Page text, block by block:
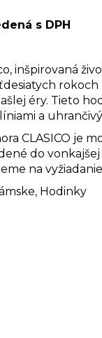
s DPH
inšpirovaná
éry. Tieto
a
CLASICO je
do
na
, Hodinky